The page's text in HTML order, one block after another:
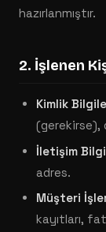
hazırlanmıştır.
2. İşlenen
Kimlik
(gerekirse),
İletişim
adres.
Müşteri
kayıtları,